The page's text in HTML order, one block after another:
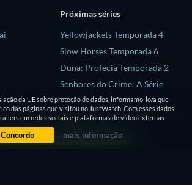
Próximas séries
Yellowjackets Temporada 4
Slow Horses Temporada 6
Duna: Profecia Temporada 2
Senhores do Crime: A Série
Temporada 2
Love is Blind: Reino Unido
Temporada 3
da UE sobre proteção de dados, informamo-lo/a que
das páginas que visitou no JustWatch. Com esses dados,
em redes sociais e plataformas de vídeo externas.
Concordo mais informação